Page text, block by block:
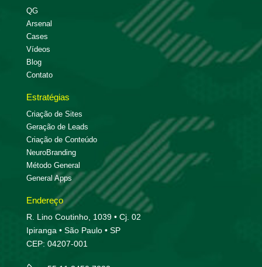
QG
Arsenal
Cases
Vídeos
Blog
Contato
Estratégias
Criação de Sites
Geração de Leads
Criação de Conteúdo
NeuroBranding
Método General
General Apps
Endereço
R. Lino Coutinho, 1039 • Cj. 02
Ipiranga • São Paulo • SP
CEP: 04207-001